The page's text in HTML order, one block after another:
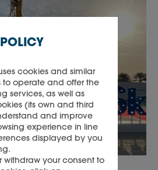
cookies and similar
to operate and offer the
services, as well as
(its own and third
and improve
experience in line
displayed by you
withdraw your consent to